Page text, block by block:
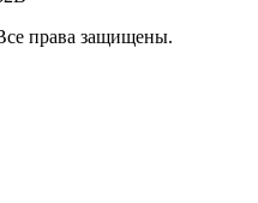
права защищены.